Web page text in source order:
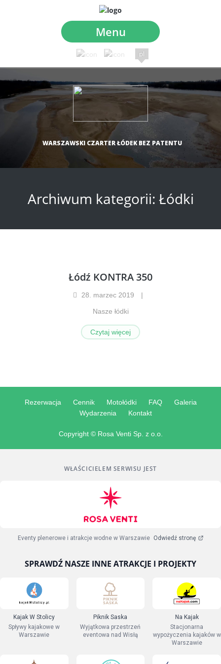
Menu
pl
WARSZAWSKI CZARTER ŁÓDEK BEZ PATENTU
Archiwum kategorii: Łódki
Łódź KONTRA 350
28 marzec 2019
Nasze łódki
Czytaj więcej
Rezerwacja Cennik Motołódki FAQ
Galeria
Wydarzenia
Kontakt
Copyright © Rosa Venti Sp. z o.o.
WŁAŚCICIELEM SERWISU JEST
Eventy plenerowe i atrakcje wodne w Warszawie Odwiedź stronę
SPRAWDŹ NASZE INNE ATRAKCJE I PROJEKTY
Kajak W Stolicy
Spływy kajakowe w
Warszawie
Piknik Saska
Wyjątkowa przestrzeń
eventowa nad Wisłą
Na Kajak
Stacjonarna
wypożyczenia kajaków w
Warszawie